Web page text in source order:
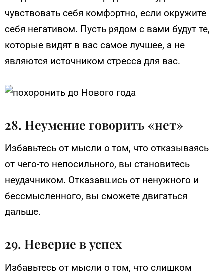
чувствовать себя комфортно, если окружите
себя негативом. Пусть рядом с вами будут те,
которые видят в вас самое лучшее, а не
являются источником стресса для вас.
28. Неумение говорить «нет»
Избавьтесь от мысли о том, что отказываясь
от чего-то непосильного, вы становитесь
неудачником. Отказавшись от ненужного и
бессмысленного, вы сможете двигаться
дальше.
29. Неверие в успех
Избавьтесь от мысли о том, что слишком